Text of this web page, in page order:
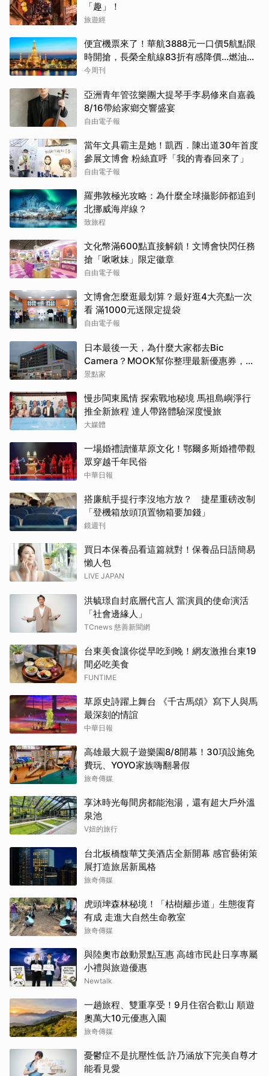
「趣」！
旅遊經
便宜機票來了！華航3888元一口價5航點限
時開搶，長榮全航線83折有感降價…燃油稅
8/9調漲早買早省
今周刊
亞洲青年管弦樂團大提琴手李易修來自嘉義
8/16帶給家鄉交響盛宴
自由電子報
當年文具霸主是她！凱西．陳出道30年首度
參展文博會 粉絲直呼「我的青春回來了」
自由電子報
羅弗敦極光攻略：為什麼全球攝影師都追到
北挪威海岸線？
致旅程
文化幣滿600點直接解鎖！文博會快閃任務
搶「啾啾妹」限定徽章
自由電子報
文博會怎麼逛最划算？最好逛4大亮點一次
看 滿1000元送限定提袋
自由電子報
日本最後一天，為什麼大家都去Bic
Camera？MOOK幫你整理最新優惠券，行
前趕快存手機，結帳直接用，最高省10%
景點家
慢步閩東風情 探索戰地秘境 馬祖島嶼淨行
推全新旅程 達人帶路體驗深度慢旅
大媒體
一場婚禮讀懂草原文化！鄂爾多斯婚禮帶觀
眾穿越千年民俗
中華日報
搭廉航手提行李沒地方放？ 捷星重磅改制
「登機箱放頭頂置物箱要加錢」
鏡週刊
買日本保養品看這篇就對！保養品日語簡易
懶人包
LIVE JAPAN
洪毓璟自封底層代言人 當演員的使命演活
「社會邊緣人」
TCnews 慈善新聞網
台東美食讓你從早吃到晚！網友激推台東19
間必吃美食
FUNTIME
草原史詩躍上舞台 《千古馬頌》寫下人與馬
最深刻的情誼
中華日報
高雄最大親子遊樂園8/8開幕！30項設施免
費玩、YOYO家族嗨翻暑假
旅奇傳媒
享沐時光每間房都能泡湯，還有超大戶外溫
泉池
V妞的旅行
台北板橋馥華艾美酒店全新開幕 感官藝術策
展打造旅居新風格
旅奇傳媒
虎頭埤森林秘境！「枯樹籬步道」生態復育
有成 走進大自然生命教室
旅奇傳媒
與陸奧市啟動景點互惠 高雄市民赴日享專屬
小禮與旅遊優惠
Newtalk
一趟旅程、雙重享受！9月住宿合歡山 順遊
奧萬大10元優惠入園
旅奇傳媒
憂鬱症不是抗壓性低 許乃涵放下完美自尊才
能看見愛